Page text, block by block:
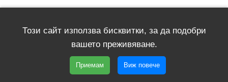
ул. Цар Симеон 52, София 1202, България
Този сайт използва бисквитки, за да подобри
вашето преживяване.
Приемам Виж повече